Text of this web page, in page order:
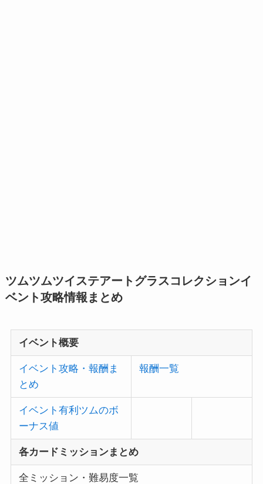
ツムツムツイステアートグラスコレクションイ
ベント攻略情報まとめ
イベント概要
イベント攻略・報酬ま
とめ
報酬一覧
イベント有利ツムのボ
ーナス値
各カードミッションまとめ
全ミッション・難易度一覧